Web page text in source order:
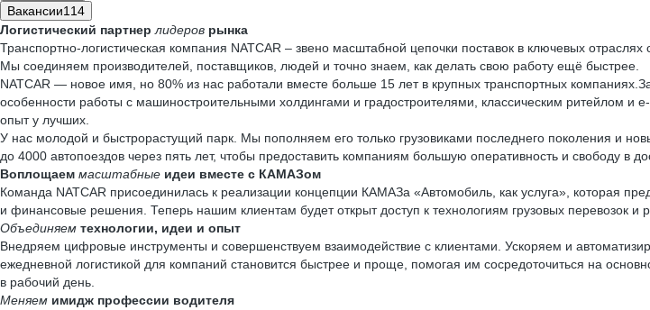
Вакансии114
Логистический партнер лидеров рынка
Транспортно-логистическая компания NATCAR – звено масштабной цепочки поставок в ключевых отраслях
Мы соединяем производителей, поставщиков, людей и точно знаем, как делать свою работу ещё быстрее.
NATCAR — новое имя, но 80% из нас работали вместе больше 15 лет в крупных транспортных
особенности работы с машиностроительными холдингами и градостроителями, классическим
опыт у лучших.
У нас молодой и быстрорастущий парк. Мы пополняем его только грузовиками последнего поколения
до 4000 автопоездов через пять лет, чтобы предоставить компаниям большую оперативность и свободу в
Воплощаем масштабные идеи вместе с КАМАЗом
Команда NATCAR присоединилась к реализации концепции КАМАЗа «Автомобиль, как услуга», которая
и финансовые решения. Теперь нашим клиентам будет открыт доступ к технологиям грузовых перевозок и
Объединяем технологии, идеи и опыт
Внедряем цифровые инструменты и совершенствуем взаимодействие с клиентами. Ускоряем и
ежедневной логистикой для компаний становится быстрее и проще, помогая им сосредоточиться на
в рабочий день.
Меняем имидж профессии водителя